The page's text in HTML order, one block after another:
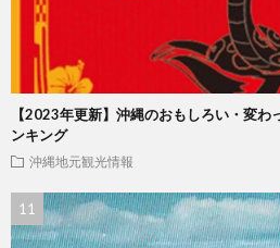
【2023年更新】沖縄のおもしろい・変
ンキング
沖縄地元観光情報